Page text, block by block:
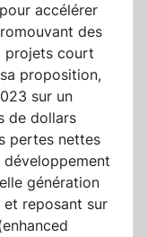
accélérer
des
projets court
proposition,
sur un
de dollars
pertes nettes
développement
génération
et reposant sur